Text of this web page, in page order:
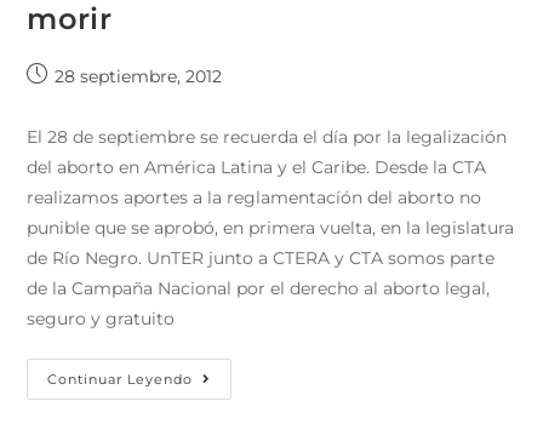
morir
28 septiembre, 2012
El 28 de septiembre se recuerda el día por la legalización
del aborto en América Latina y el Caribe. Desde la CTA
realizamos aportes a la reglamentacíón del aborto no
punible que se aprobó, en primera vuelta, en la legislatura
de Río Negro. UnTER junto a CTERA y CTA somos parte
de la Campaña Nacional por el derecho al aborto legal,
seguro y gratuito
Continuar Leyendo